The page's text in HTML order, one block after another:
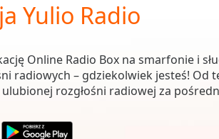
Yulio Radio
Online Radio Box na smarfonie i
radiowych – gdziekolwiek jesteś! Od
ulubionej rozgłośni radiowej za